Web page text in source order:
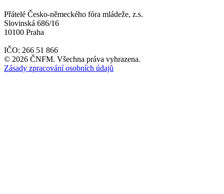
Přátelé Česko-německého fóra mládeže, z.s.
Slovinská 686/16
10100 Praha
IČO: 266 51 866
© 2026 ČNFM. Všechna práva vyhrazena.
Zásady zpracování osobních údajů